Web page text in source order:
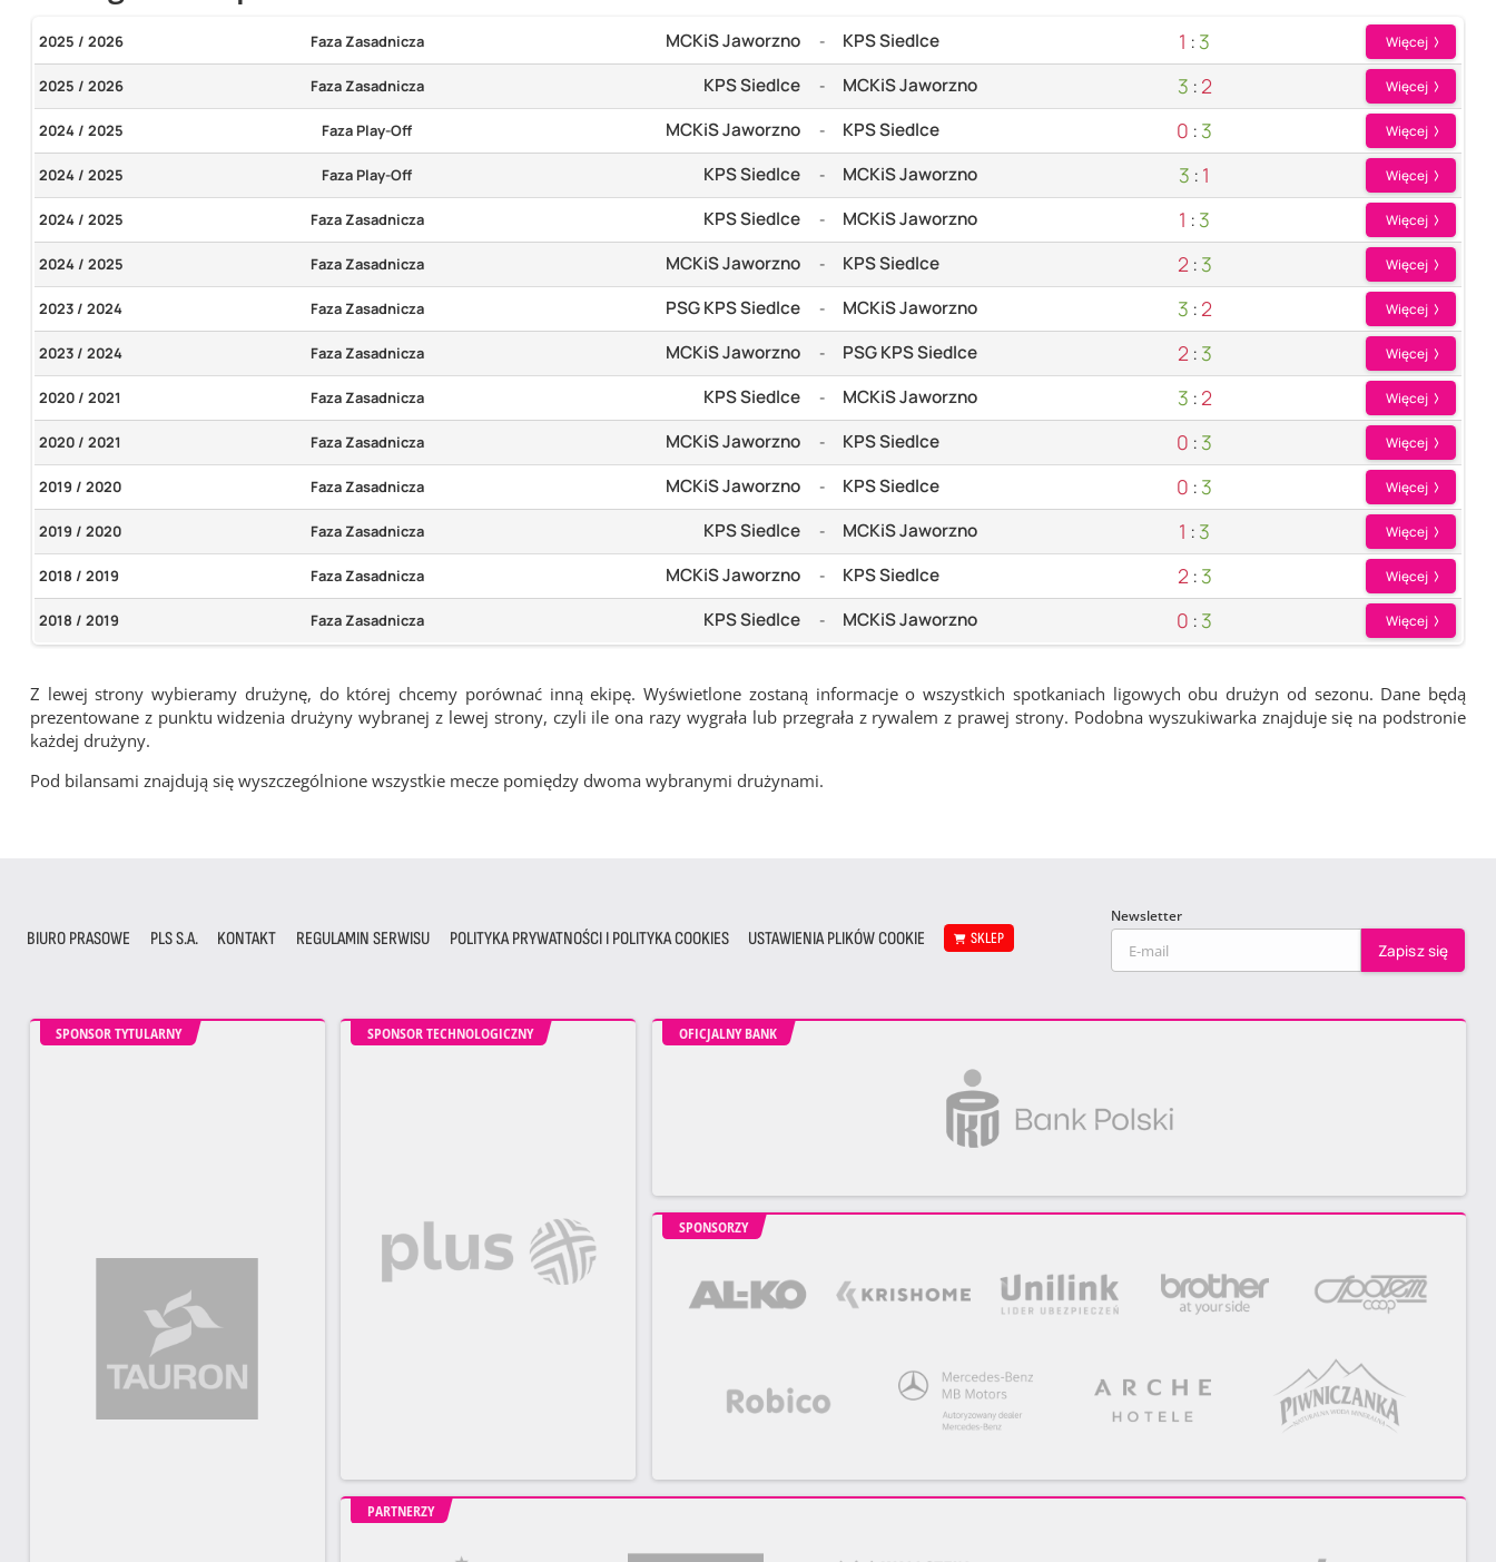
2025 / 2026 Faza Zasadnicza MCKiS Jaworzno - KPS Siedlce 1 : 3 Więcej
2025 / 2026 Faza Zasadnicza KPS Siedlce - MCKiS Jaworzno 3 : 2 Więcej
2024 / 2025 Faza Play-Off MCKiS Jaworzno - KPS Siedlce 0 : 3 Więcej
2024 / 2025 Faza Play-Off KPS Siedlce - MCKiS Jaworzno 3 : 1 Więcej
2024 / 2025 Faza Zasadnicza KPS Siedlce - MCKiS Jaworzno 1 : 3 Więcej
2024 / 2025 Faza Zasadnicza MCKiS Jaworzno - KPS Siedlce 2 : 3 Więcej
2023 / 2024 Faza Zasadnicza PSG KPS Siedlce - MCKiS Jaworzno 3 : 2 Więcej
2023 / 2024 Faza Zasadnicza MCKiS Jaworzno - PSG KPS Siedlce 2 : 3 Więcej
2020 / 2021 Faza Zasadnicza KPS Siedlce - MCKiS Jaworzno 3 : 2 Więcej
2020 / 2021 Faza Zasadnicza MCKiS Jaworzno - KPS Siedlce 0 : 3 Więcej
2019 / 2020 Faza Zasadnicza MCKiS Jaworzno - KPS Siedlce 0 : 3 Więcej
2019 / 2020 Faza Zasadnicza KPS Siedlce - MCKiS Jaworzno 1 : 3 Więcej
2018 / 2019 Faza Zasadnicza MCKiS Jaworzno - KPS Siedlce 2 : 3 Więcej
2018 / 2019 Faza Zasadnicza KPS Siedlce - MCKiS Jaworzno 0 : 3 Więcej
Z lewej strony wybieramy drużynę, do której chcemy porównać inną ekipę. Wyświetlone zostaną informacje o wszystkich spotkaniach ligowych obu drużyn od sezonu. Dane będą
prezentowane z punktu widzenia drużyny wybranej z lewej strony, czyli ile ona razy wygrała lub przegrała z rywalem z prawej strony. Podobna wyszukiwarka znajduje się na podstronie
każdej drużyny.
Pod bilansami znajdują się wyszczególnione wszystkie mecze pomiędzy dwoma wybranymi drużynami.
BIURO PRASOWE PLS S.A. KONTAKT REGULAMIN SERWISU POLITYKA PRYWATNOŚCI I POLITYKA COOKIES USTAWIENIA PLIKÓW COOKIE SKLEP
Newsletter
SPONSOR TYTULARNY SPONSOR TECHNOLOGICZNY OFICJALNY BANK
SPONSORZY
PARTNERZY